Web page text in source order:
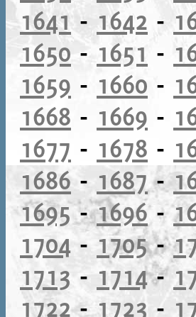
1641- 1642 -
1650- 1651 -
1659 - 1660 -
1668 - 1669 -
1677 - 1678 -
1686 - 1687-
1695-1696-
1704 - 1705-
1713 - 1714-
1722-1723 -